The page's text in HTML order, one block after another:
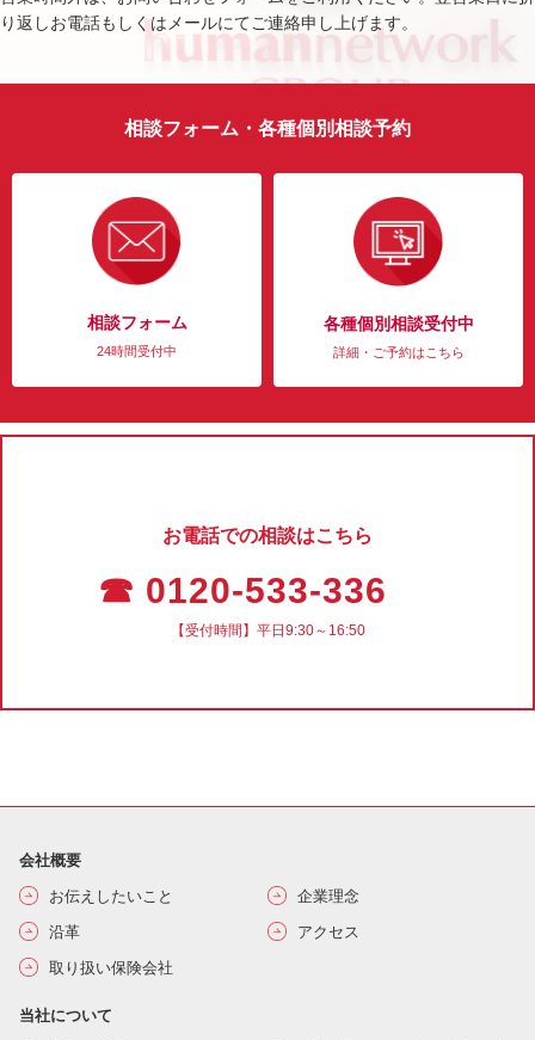
り返しお電話もしくはメールにてご連絡申し上げます。
相談フォーム・各種個別相談予約
相談フォーム
24時間受付中
各種個別相談受付中
詳細・ご予約はこちら
お電話での相談はこちら
☎ 0120-533-336
【受付時間】平日9:30～16:50
会社概要
お伝えしたいこと
企業理念
沿革
アクセス
取り扱い保険会社
当社について